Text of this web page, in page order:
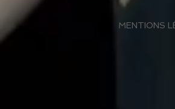
MENTIONS